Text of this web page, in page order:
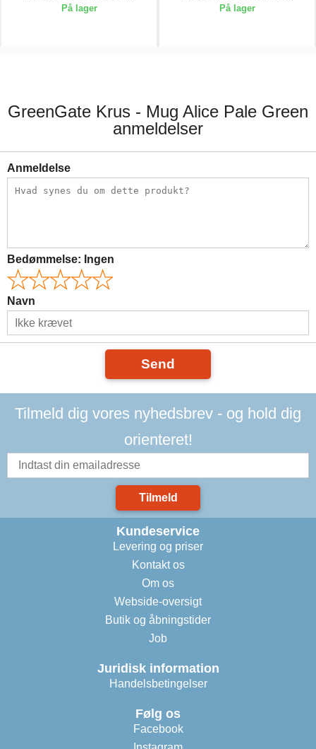
På lager På lager
GreenGate Krus - Mug Alice Pale Green
anmeldelser
Anmeldelse
Bedømmelse: Ingen
Navn
Send
Tilmeld dig vores nyhedsbrev - og hold dig
orienteret!
Tilmeld
Kundeservice
Levering og priser
Kontakt os
Om os
Webside-oversigt
Butik og åbningstider
Job
Juridisk information
Handelsbetingelser
Følg os
Facebook